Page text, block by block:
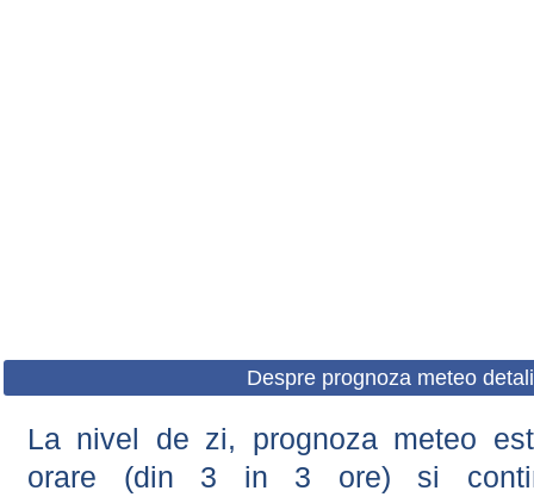
Despre prognoza meteo
La nivel de zi, prognoza meteo
orare (din 3 in 3 ore) si